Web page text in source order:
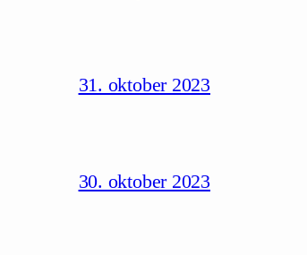
31. oktober 2023
30. oktober 2023